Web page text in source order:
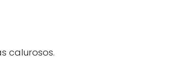
calurosos.